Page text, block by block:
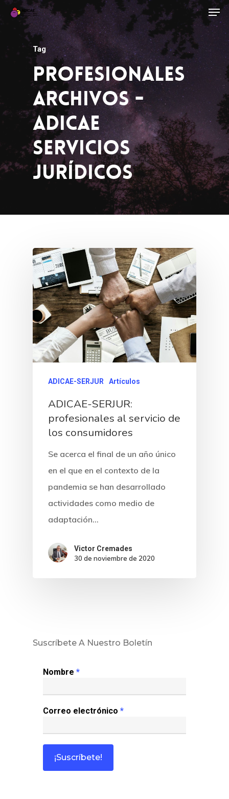
Tag
Profesionales
Archivos -
ADICAE
Servicios
Jurídicos
ADICAE-SERJUR Artículos
ADICAE-SERJUR:
profesionales al servicio de
los consumidores
Se acerca el final de un año único
en el que en el contexto de la
pandemia se han desarrollado
actividades como medio de
adaptación…
Victor Cremades
30 de noviembre de 2020
Suscríbete A Nuestro Boletín
Nombre *
Correo electrónico *
Noticias
Colabora